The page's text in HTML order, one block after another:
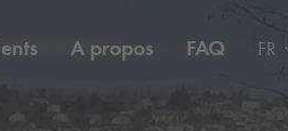
A propos FAQ FR